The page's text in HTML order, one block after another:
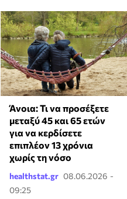
Άνοια: Τι να προσέξετε
μεταξύ 45 και 65 ετών
για να κερδίσετε
επιπλέον 13 χρόνια
χωρίς τη νόσο
healthstat.gr 08.06.2026 -
09:25